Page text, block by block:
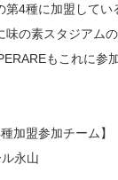
第4種に加盟してい
味の素スタジアム
もこれに参
加盟参加チーム】
永山